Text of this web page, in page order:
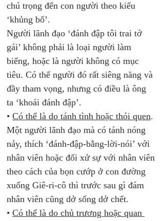
chú trọng đến con người theo kiểu
‘khủng bố’.
Người lãnh đạo ‘đánh đập tôi trai tớ
gái’ không phải là loại người làm
biếng, hoặc là người không có mục
tiêu. Có thể người đó rất siêng năng và
đầy tham vọng, nhưng có điều là ông
ta ‘khoái đánh đập’.
• Có thể là do tánh tình hoặc thói quen.
Một người lãnh đạo mà có tánh nóng
nảy, thích ‘đánh-đập-bằng-lời-nói’ với
nhân viên hoặc đối xử sự với nhân viên
theo cách của bọn cướp ở con đường
xuống Giê-ri-cô thì trước sau gì đám
nhân viên cũng dở sống dở chết.
• Có thể là do chủ trương hoặc quan